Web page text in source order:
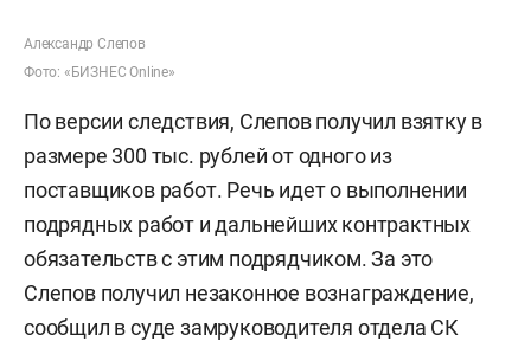
Александр Слепов
Фото: «БИЗНЕС Online»
По версии следствия, Слепов получил взятку в
размере 300 тыс. рублей от одного из
поставщиков работ. Речь идет о выполнении
подрядных работ и дальнейших контрактных
обязательств с этим подрядчиком. За это
Слепов получил незаконное вознаграждение,
сообщил в суде замруководителя отдела СК